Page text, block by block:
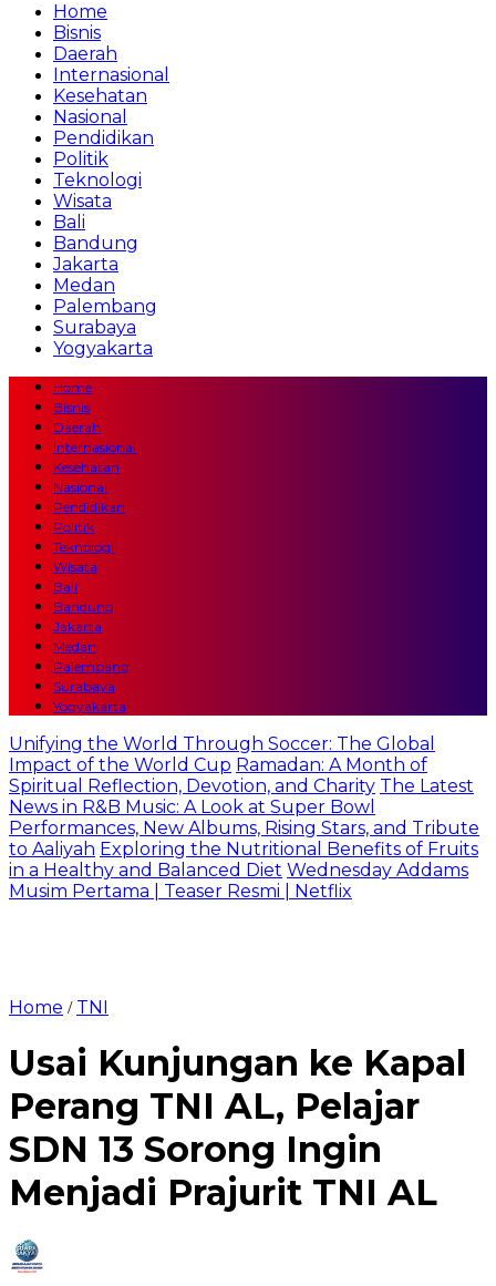
Home
Bisnis
Daerah
Internasional
Kesehatan
Nasional
Pendidikan
Politik
Teknologi
Wisata
Bali
Bandung
Jakarta
Medan
Palembang
Surabaya
Yogyakarta
Home
Bisnis
Daerah
Internasional
Kesehatan
Nasional
Pendidikan
Politik
Teknologi
Wisata
Bali
Bandung
Jakarta
Medan
Palembang
Surabaya
Yogyakarta
Unifying the World Through Soccer: The Global
Impact of the World Cup Ramadan: A Month of
Spiritual Reflection, Devotion, and Charity The Latest
News in R&B Music: A Look at Super Bowl
Performances, New Albums, Rising Stars, and Tribute
to Aaliyah Exploring the Nutritional Benefits of Fruits
in a Healthy and Balanced Diet Wednesday Addams
Musim Pertama | Teaser Resmi | Netflix
Home / TNI
Usai Kunjungan ke Kapal
Perang TNI AL, Pelajar
SDN 13 Sorong Ingin
Menjadi Prajurit TNI AL